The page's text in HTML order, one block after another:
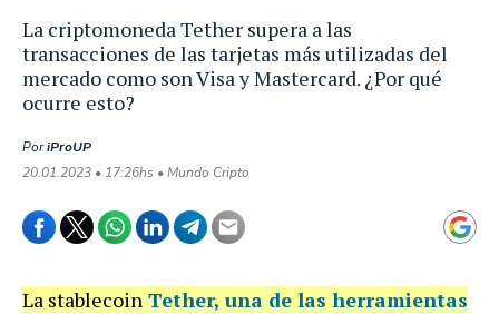
La criptomoneda Tether supera a las
transacciones de las tarjetas más utilizadas del
mercado como son Visa y Mastercard. ¿Por qué
ocurre esto?
PoriProUP
20.01.2023 • 17:26hs • Mundo Cripto
La stablecoin Tether, una de las herramientas